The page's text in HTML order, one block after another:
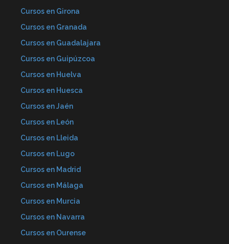
Cursos en Girona
Cursos en Granada
Cursos en Guadalajara
Cursos en Guipúzcoa
Cursos en Huelva
Cursos en Huesca
Cursos en Jaén
Cursos en León
Cursos en Lleida
Cursos en Lugo
Cursos en Madrid
Cursos en Málaga
Cursos en Murcia
Cursos en Navarra
Cursos en Ourense